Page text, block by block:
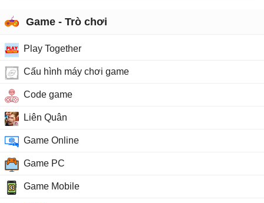
Game - Trò chơi
Play Together
Cấu hình máy chơi game
Code game
Liên Quân
Game Online
Game PC
Game Mobile